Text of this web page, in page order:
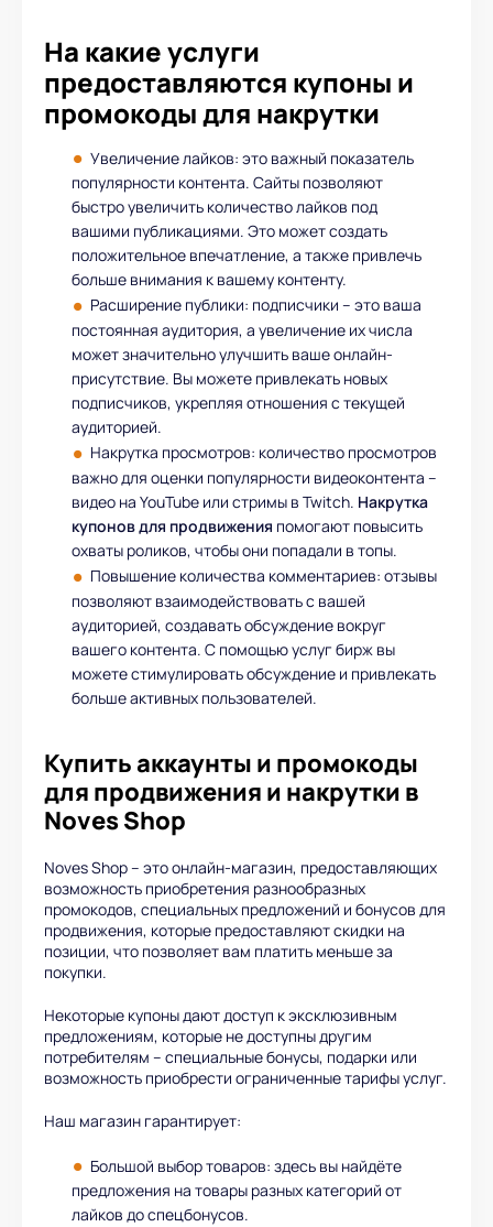
На какие услуги
предоставляются купоны и
промокоды для накрутки
Увеличение лайков: это важный показатель
популярности контента. Сайты позволяют
быстро увеличить количество лайков под
вашими публикациями. Это может создать
положительное впечатление, а также привлечь
больше внимания к вашему контенту.
Расширение публики: подписчики – это ваша
постоянная аудитория, а увеличение их числа
может значительно улучшить ваше онлайн-
присутствие. Вы можете привлекать новых
подписчиков, укрепляя отношения с текущей
аудиторией.
Накрутка просмотров: количество просмотров
важно для оценки популярности видеоконтента –
видео на YouTube или стримы в Twitch. Накрутка
купонов для продвижения помогают повысить
охваты роликов, чтобы они попадали в топы.
Повышение количества комментариев: отзывы
позволяют взаимодействовать с вашей
аудиторией, создавать обсуждение вокруг
вашего контента. С помощью услуг бирж вы
можете стимулировать обсуждение и привлекать
больше активных пользователей.
Купить аккаунты и промокоды
для продвижения и накрутки в
Noves Shop
Noves Shop – это онлайн-магазин, предоставляющих
возможность приобретения разнообразных
промокодов, специальных предложений и бонусов для
продвижения, которые предоставляют скидки на
позиции, что позволяет вам платить меньше за
покупки.
Некоторые купоны дают доступ к эксклюзивным
предложениям, которые не доступны другим
потребителям – специальные бонусы, подарки или
возможность приобрести ограниченные тарифы услуг.
Наш магазин гарантирует:
Большой выбор товаров: здесь вы найдёте
предложения на товары разных категорий от
лайков до спецбонусов.